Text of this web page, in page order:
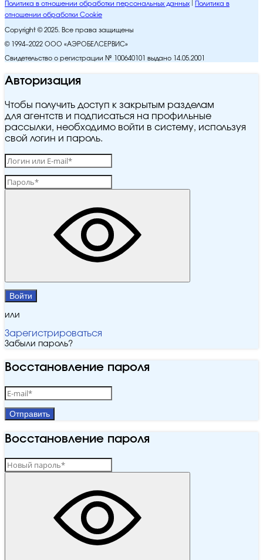
Политика в отношении обработки персональных данных
Политика в
отношении обработки Cookie
Copyright © 2025. Все права защищены
© 1994–2022 ООО «АЭРОБЕЛСЕРВИС»
Свидетельство о регистрации № 100640101 выдано 14.05.2001
Авторизация
Чтобы получить доступ к закрытым разделам
для агентств и подписаться на профильные
рассылки, необходимо войти в систему, используя
свой логин и пароль.
Войти
или
Зарегистрироваться
Забыли пароль?
Восстановление пароля
Отправить
Восстановление пароля